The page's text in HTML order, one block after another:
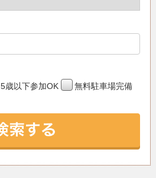
5歳以下参加OK
無料駐車場完備